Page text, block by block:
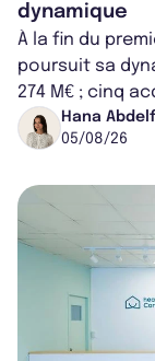
dynamique
À la fin du
poursuit sa
274 M€ ; cinq
capitalisation
Hana
05/08/26